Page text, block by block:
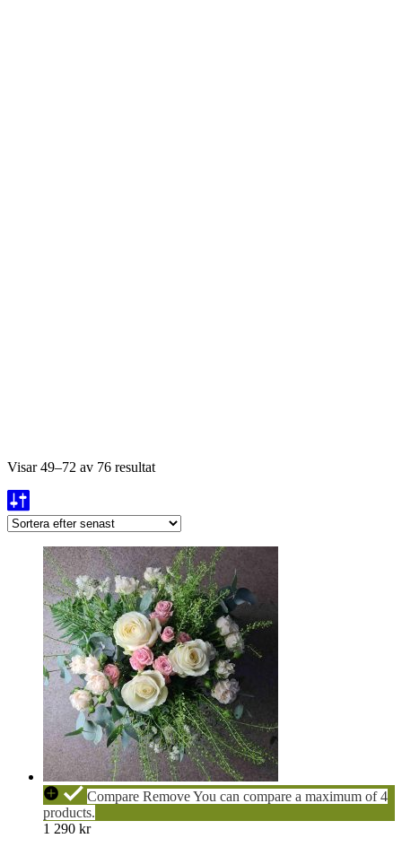
Visar 49–72 av 76 resultatSortera
NÄPEN
Sorgbukett
CompareRemoveYou can compare a maximum of 4
products.
1 290 kr